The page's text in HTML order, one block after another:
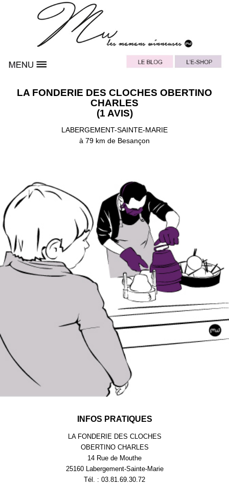
LA FONDERIE DES CLOCHES OBERTINO
CHARLES
(1 AVIS)
LABERGEMENT-SAINTE-MARIE
à 79 km de Besançon
INFOS PRATIQUES
LA FONDERIE DES CLOCHES
OBERTINO CHARLES
14 Rue de Mouthe
25160 Labergement-Sainte-Marie
Tél. : 03.81.69.30.72